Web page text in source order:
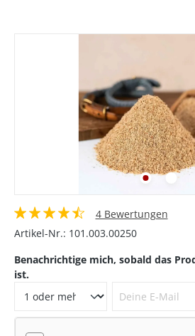
4 Bewertungen
Artikel-Nr.: 101.003.00250
Benachrichtige mich, sobald das
ist.